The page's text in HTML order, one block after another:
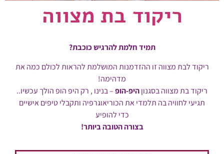
ריקוד בת מצווה
תמיד חלמת להרגיש כוכבת?
ריקוד לבת מצווה זו ההזדמנות המושלמת להראות לכולם כמה את
מדהימה!
ריקוד בת מצווה בסגנוןהיפ-הופ– בנינו , רק היפ הופ הולך עכשיו..
תגיעי לחוויה בה תלמדי את הכוריאוגרפיה ותקבלי טיפים אישיים
כדי להופיע
בצורה הטובה ביותר!